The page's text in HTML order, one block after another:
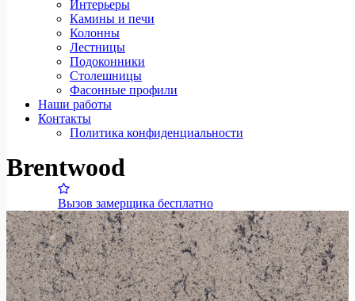
Интерьеры
Камины и печи
Колонны
Лестницы
Подоконники
Столешницы
Фасонные профили
Наши работы
Контакты
Политика конфиденциальности
Brentwood
Вызов замерщика бесплатно